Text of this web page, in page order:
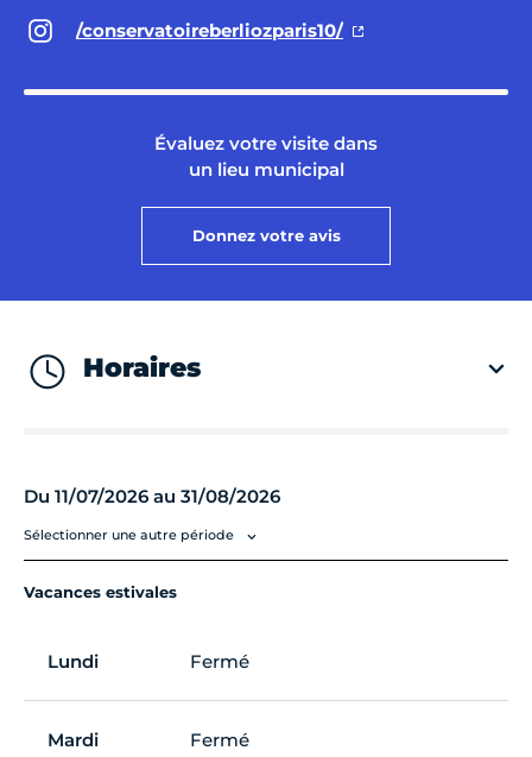
/conservatoireberliozparis10/
Évaluez votre visite dans
un lieu municipal
Donnez votre avis
Horaires
Du 11/07/2026 au 31/08/2026
Sélectionner une autre période
Vacances estivales
Lundi Fermé
Mardi Fermé